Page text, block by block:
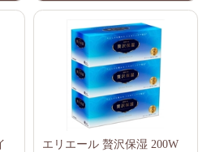
エリエール 贅沢保湿 200W